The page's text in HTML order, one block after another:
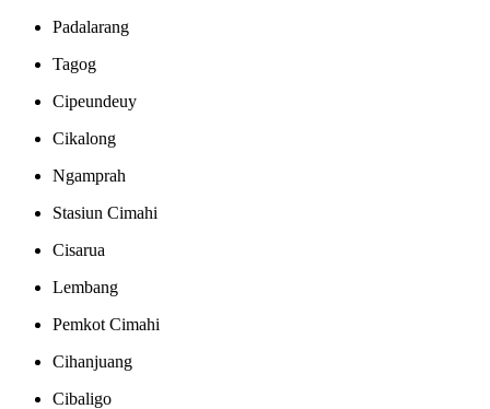
Padalarang
Tagog
Cipeundeuy
Cikalong
Ngamprah
Stasiun Cimahi
Cisarua
Lembang
Pemkot Cimahi
Cihanjuang
Cibaligo